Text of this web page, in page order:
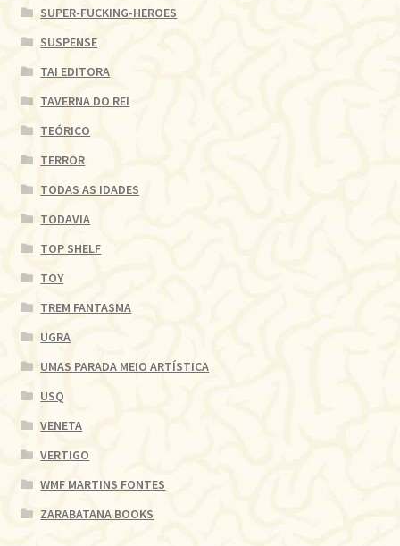
SUPER-FUCKING-HEROES
SUSPENSE
TAI EDITORA
TAVERNA DO REI
TEÓRICO
TERROR
TODAS AS IDADES
TODAVIA
TOP SHELF
TOY
TREM FANTASMA
UGRA
UMAS PARADA MEIO ARTÍSTICA
USQ
VENETA
VERTIGO
WMF MARTINS FONTES
ZARABATANA BOOKS